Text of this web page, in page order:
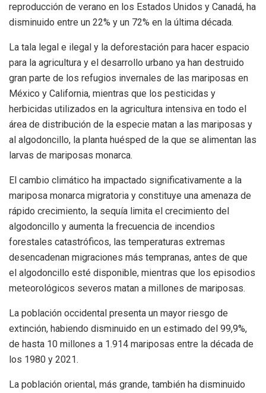
reproducción de verano en los Estados Unidos y Canadá, ha
disminuido entre un 22% y un 72% en la última década.
La tala legal e ilegal y la deforestación para hacer espacio
para la agricultura y el desarrollo urbano ya han destruido
gran parte de los refugios invernales de las mariposas en
México y California, mientras que los pesticidas y
herbicidas utilizados en la agricultura intensiva en todo el
área de distribución de la especie matan a las mariposas y
al algodoncillo, la planta huésped de la que se alimentan las
larvas de mariposas monarca.
El cambio climático ha impactado significativamente a la
mariposa monarca migratoria y constituye una amenaza de
rápido crecimiento, la sequía limita el crecimiento del
algodoncillo y aumenta la frecuencia de incendios
forestales catastróficos, las temperaturas extremas
desencadenan migraciones más tempranas, antes de que
el algodoncillo esté disponible, mientras que los episodios
meteorológicos severos matan a millones de mariposas.
La población occidental presenta un mayor riesgo de
extinción, habiendo disminuido en un estimado del 99,9%,
de hasta 10 millones a 1.914 mariposas entre la década de
los 1980 y 2021.
La población oriental, más grande, también ha disminuido